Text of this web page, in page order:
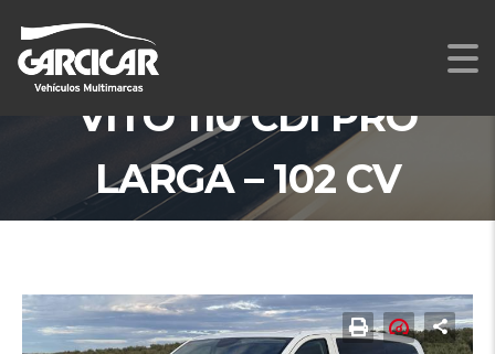
MERCEDES-BENZ
VITO 110 CDI PRO
LARGA – 102 CV